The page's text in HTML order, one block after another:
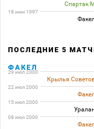
Спартак М
18 июн 1997
Факел
ПОСЛЕДНИЕ 5
ФАКЕЛ
29 июл 2000
Крылья
22 июл 2000
Факел
15 июл 2000
Уралан
08 июл 2000
Факел